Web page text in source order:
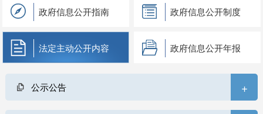
政府信息公开指南 政府信息公开制度
法定主动公开内容 政府信息公开年报
公示公告 +